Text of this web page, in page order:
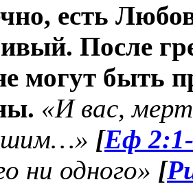
есть
После
могут быть
«И вас,
[Еф
ни одного» [